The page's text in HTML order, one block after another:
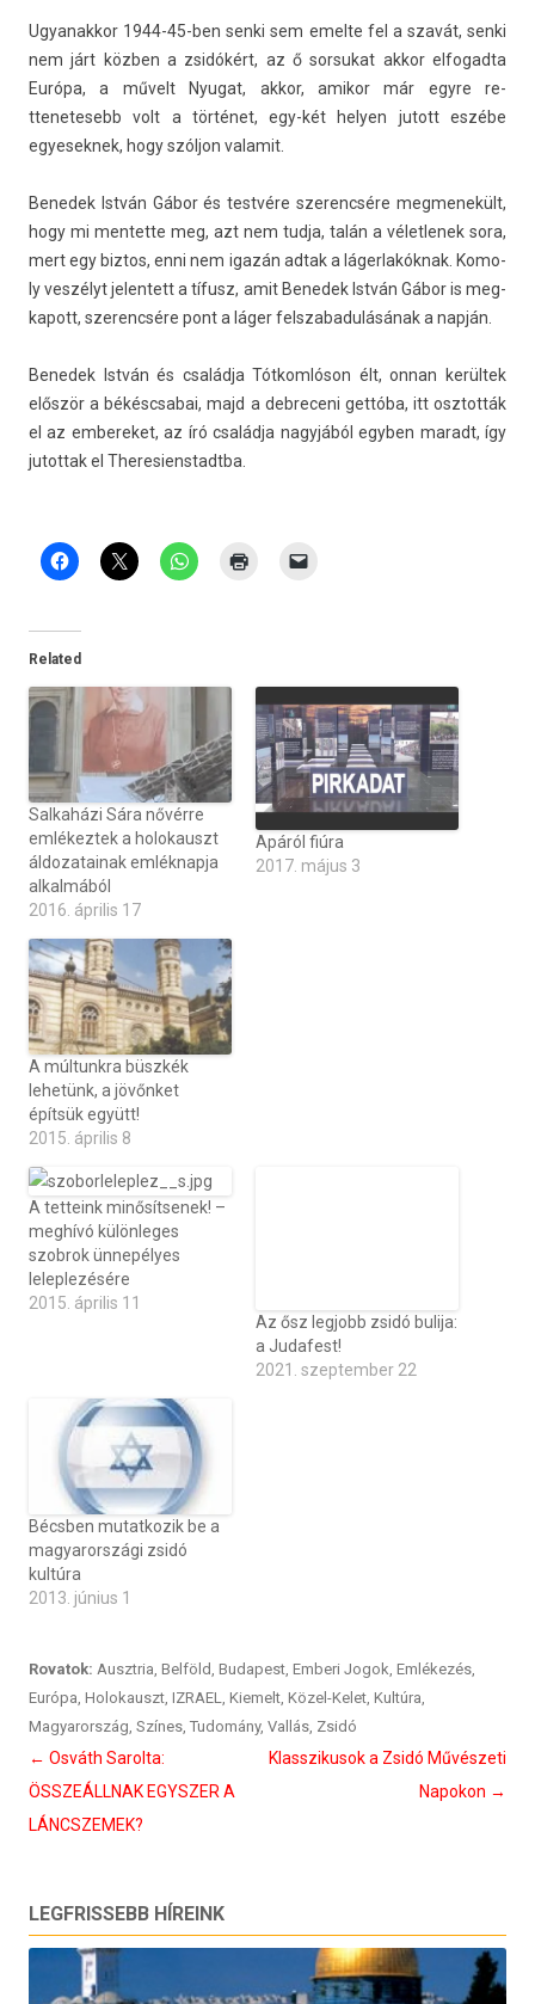
Ugyanak­kor 1944-45-ben senki sem em­el­te fel a szavát, senki
nem járt közben a zsidókért, az ő sor­sukat akkor el­fogad­ta
Európa, a művelt Nyugat, akkor, amikor már egyre re­
ttenetesebb volt a történet, egy-két hely­en jutott eszébe
egyesek­nek, hogy szóljon valamit.
Be­nedek István Gábor és testvére szerencsére meg­menekült,
hogy mi men­tette meg, azt nem tudja, talán a vélet­lenek sora,
mert egy bi­ztos, enni nem igazán adtak a láger­lakók­nak. Komo­
ly veszélyt jelen­tett a tífusz, amit Be­nedek István Gábor is meg­
kapott, szerencsére pont a láger felszabadulásának a napján.
Be­nedek István és családja Tótkomlóson élt, onnan kerültek
először a békéscsabai, majd a de­breceni gettóba, itt osztot­ták
el az em­bereket, az író családja nagyjából egyb­en maradt, így
jutot­tak el Theresienstadtba.
Related
Salkaházi Sára nővérre
emlékeztek a holokauszt
áldozatainak emléknapja
alkalmából
2016. április 17
Apáról fiúra
2017. május 3
A múltunkra büszkék
lehetünk, a jövőnket
építsük együtt!
2015. április 8
A tetteink minősítsenek! –
meghívó különleges
szobrok ünnepélyes
leleplezésére
2015. április 11
Az ősz legjobb zsidó bulija:
a Judafest!
2021. szeptember 22
Bécsben mutatkozik be a
magyarországi zsidó
kultúra
2013. június 1
Rovatok: Ausztria, Belföld, Budapest, Emberi Jogok, Emlékezés,
Európa, Holokauszt, IZRAEL, Kiemelt, Közel-Kelet, Kultúra,
Magyarország, Színes, Tudomány, Vallás, Zsidó
Bejegyzés
navigáció
← Osváth Sarolta:
ÖSSZEÁLLNAK EGYSZER A
LÁNCSZEMEK?
Klasszikusok a Zsidó Művészeti
Napokon →
LEGFRISSEBB HÍREINK